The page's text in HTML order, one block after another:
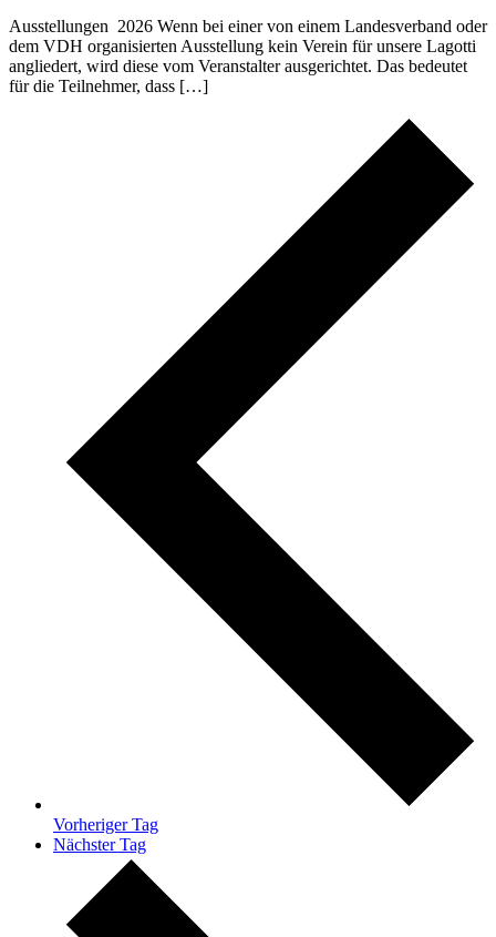
Ausstellungen 2026 Wenn bei einer von einem Landesverband oder
dem VDH organisierten Ausstellung kein Verein für unsere Lagotti
angliedert, wird diese vom Veranstalter ausgerichtet. Das bedeutet
für die Teilnehmer, dass […]
Vorheriger Tag
Nächster Tag